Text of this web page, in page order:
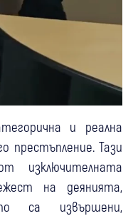
и реална
престъпление. Тази
изключителната
на деянията,
са извършени,